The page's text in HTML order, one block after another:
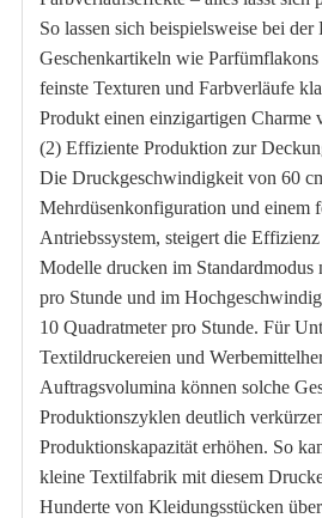
So lassen sich beispielsweise bei
Geschenkartikeln wie Parfümflakons
feinste Texturen und Farbverläufe
Produkt einen einzigartigen Charme
(2) Effiziente Produktion zur
Die Druckgeschwindigkeit von 60
Mehrdüsenkonfiguration und einem
Antriebssystem, steigert die
Modelle drucken im Standardmodus
pro Stunde und im
10 Quadratmeter pro Stunde. Für
Textildruckereien und
Auftragsvolumina können solche
Produktionszyklen deutlich
Produktionskapazität erhöhen. So
kleine Textilfabrik mit diesem
Hunderte von Kleidungsstücken